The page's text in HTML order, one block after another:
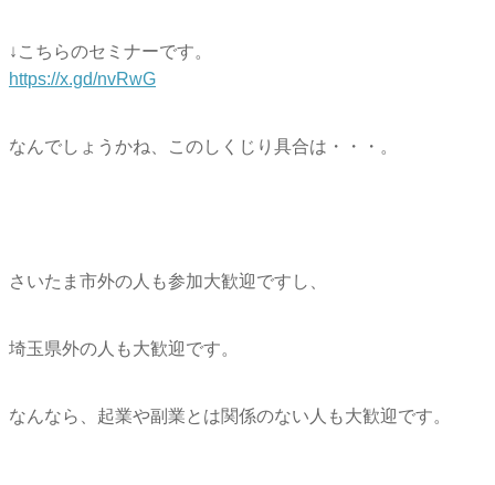
↓こちらのセミナーです。
https://x.gd/nvRwG
なんでしょうかね、このしくじり具合は・・・。
さいたま市外の人も参加大歓迎ですし、
埼玉県外の人も大歓迎です。
なんなら、起業や副業とは関係のない人も大歓迎です。